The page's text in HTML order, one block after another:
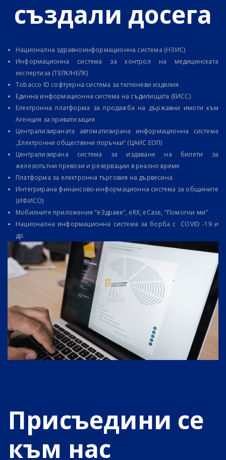
създали досега
Национална здравноинформационна система (НЗИС)
Информационна система за контрол на медицинската
експертиза (ТЕЛК/НЕЛК)
Tobacco ID софтуерна система за тютюневи изделия
Единна информационна система на съдилищата (ЕИСС)
Електронна платформа за продажба на държавни имоти към
Агенция за приватизация
Централизираната автоматизирана информационна система
„Електронни обществени поръчки“ (ЦАИС ЕОП)
Централизирана система за издаване на билети за
железопътни превози и резервации в реално време
Платформа за електронна търговия на дървесина
Интегрирана финансово-информационна система за общините
(ИФИСО)
Мобилните приложения "еЗдраве", eRX, еCase, "Помогни ми"
Национална информационна система за борба с COVID -19 и
др.
Присъедини се
към нас